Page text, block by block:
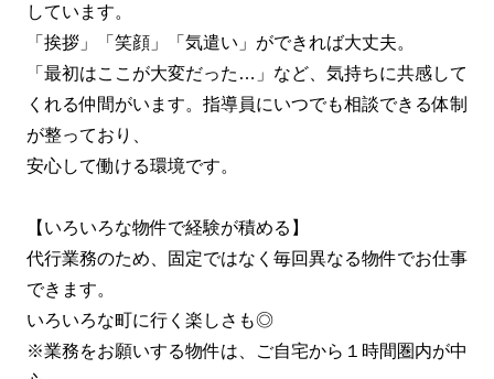
しています。
「挨拶」「笑顔」「気遣い」ができれば大丈夫。
「最初はここが大変だった…」など、気持ちに共感して
くれる仲間がいます。指導員にいつでも相談できる体制
が整っており、
安心して働ける環境です。
【いろいろな物件で経験が積める】
代行業務のため、固定ではなく毎回異なる物件でお仕事
できます。
いろいろな町に行く楽しさも◎
※業務をお願いする物件は、ご自宅から１時間圏内が中